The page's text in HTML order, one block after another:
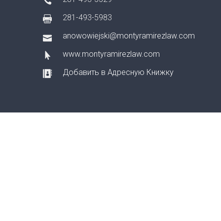
281-493-5983
anowowiejski@montyramirezlaw.com
www.montyramirezlaw.com
Добавить в Адресную Книжку